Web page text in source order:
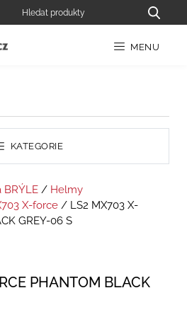
MENU
KATEGORIE
BRÝLE / Helmy
X-force / LS2 MX703 X-
GREY-06 S
PHANTOM BLACK